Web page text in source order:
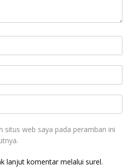
situs web saya pada peramban ini
lanjut komentar melalui surel.